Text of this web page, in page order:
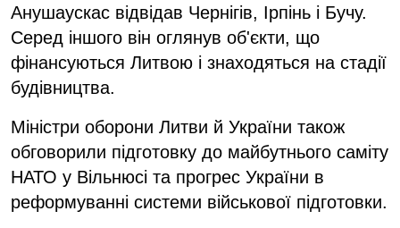
Анушаускас відвідав Чернігів, Ірпінь і Бучу.
Серед іншого він оглянув об'єкти, що
фінансуються Литвою і знаходяться на стадії
будівництва.
Міністри оборони Литви й України також
обговорили підготовку до майбутнього саміту
НАТО у Вільнюсі та прогрес України в
реформуванні системи військової підготовки.